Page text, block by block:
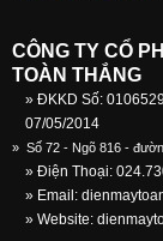
CÔNG TY CỔ
TOÀN THẮNG
» ĐKKD Số:
07/05/2014
» Số 72 - Ngõ 816 -
» Điện Thoại:
» Email:
» Website: